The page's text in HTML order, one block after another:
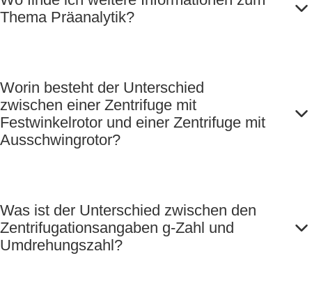
Thema Präanalytik?
Worin besteht der Unterschied
zwischen einer Zentrifuge mit
Festwinkelrotor und einer Zentrifuge mit
Ausschwingrotor?
Was ist der Unterschied zwischen den
Zentrifugationsangaben g-Zahl und
Umdrehungszahl?